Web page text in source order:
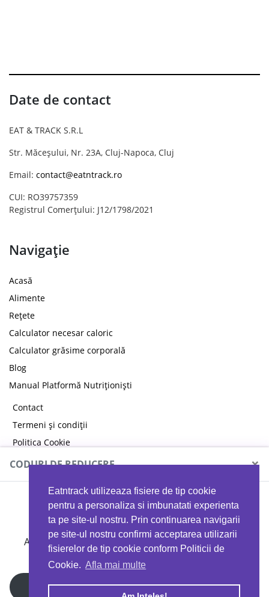
Eatntrack utilizeaza fisiere de tip cookie
pentru a personaliza si imbunatati experienta
ta pe site-ul nostru. Prin continuarea navigarii
pe site-ul nostru confirmi acceptarea utilizarii
fisierelor de tip cookie conform Politicii de
Cookie. Afla mai multe
Date de contact
EAT & TRACK S.R.L
Str. Măceșului, Nr. 23A, Cluj-Napoca, Cluj
Email: contact@eatntrack.ro
CUI: RO39757359
Registrul Comerțului: J12/1798/2021
Navigație
Acasă
Alimente
Rețete
Calculator necesar caloric
Calculator grăsime corporală
Blog
Manual Platformă Nutriționiști
Contact
Termeni și condiții
Politica Cookie
Politica de confidențialitate
CODURI DE REDUCERE ×
MYPROTEIN
Ai 40%reducere la orice comandă folosind codul
EATTRACK
Profită acum